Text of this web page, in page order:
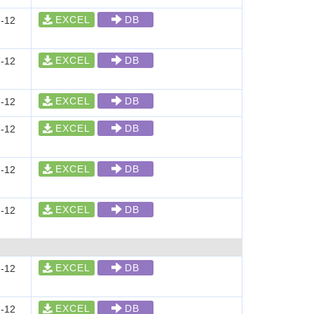
12 EXCEL DB
12 EXCEL DB
12 EXCEL DB
12 EXCEL DB
12 EXCEL DB
12 EXCEL DB
12 EXCEL DB
12 EXCEL DB